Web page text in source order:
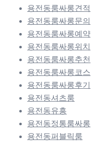
용전동룸싸롱견적
용전동룸싸롱문의
용전동룸싸롱예약
용전동룸싸롱위치
용전동룸싸롱추천
용전동룸싸롱코스
용전동룸싸롱후기
용전동셔츠룸
용전동유흥
용전동정통룸싸롱
용전동퍼블릭룸